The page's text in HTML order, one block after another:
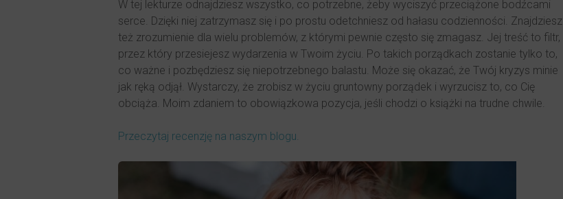
W tej lekturze odnajdziesz wszystko, co potrzebne, żeby wyciszyć przeciążone bodźcami
serce. Dzięki niej zatrzymasz się i po prostu odetchniesz od hałasu codzienności. Znajdziesz
też zrozumienie dla wielu problemów, z którymi pewnie często się zmagasz. Jej treść to filtr,
przez który przesiejesz wydarzenia w Twoim życiu. Po takich porządkach zostanie tylko to,
co ważne i pozbędziesz się niepotrzebnego balastu. Może się okazać, że Twój kryzys minie
jak ręką odjął. Wystarczy, że zrobisz w życiu gruntowny porządek i wyrzucisz to, co Cię
obciąża. Moim zdaniem to obowiązkowa pozycja, jeśli chodzi o książki na trudne chwile.
Przeczytaj recenzję na naszym blogu.